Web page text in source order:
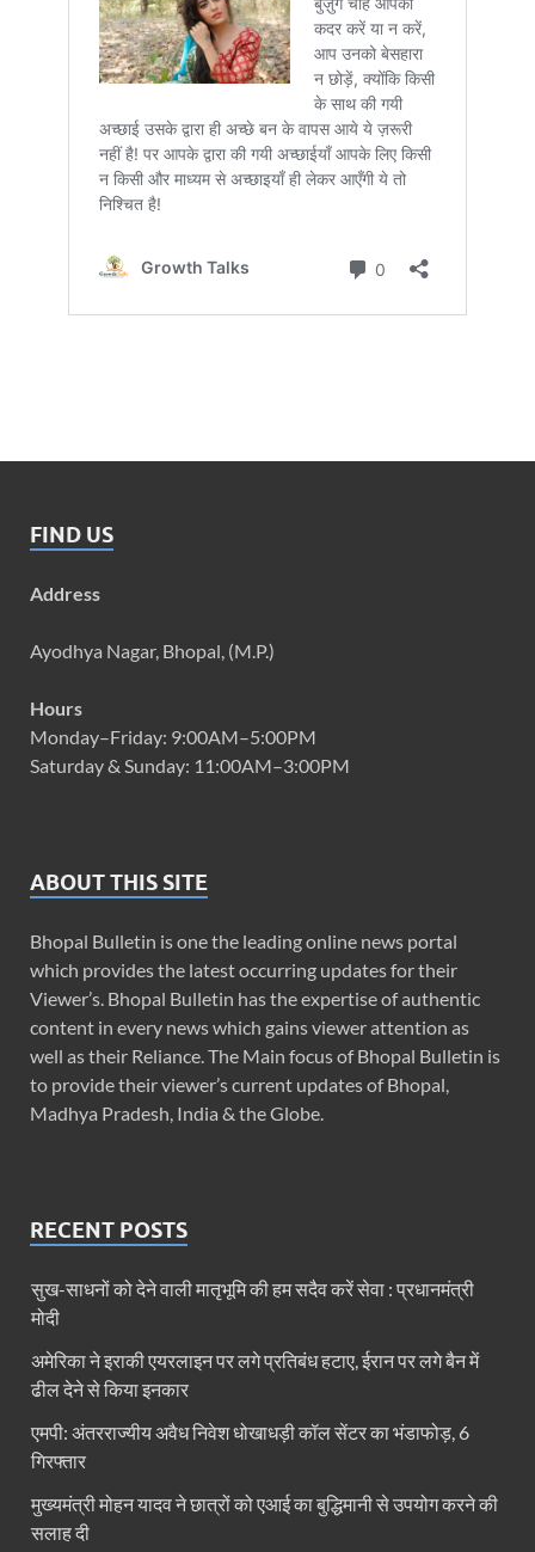
FIND US
Address
Ayodhya Nagar, Bhopal, (M.P.)
Hours
Monday–Friday: 9:00AM–5:00PM
Saturday & Sunday: 11:00AM–3:00PM
ABOUT THIS SITE
Bhopal Bulletin is one the leading online news portal
which provides the latest occurring updates for their
Viewer’s. Bhopal Bulletin has the expertise of authentic
content in every news which gains viewer attention as
well as their Reliance. The Main focus of Bhopal Bulletin is
to provide their viewer’s current updates of Bhopal,
Madhya Pradesh, India & the Globe.
RECENT POSTS
सुख-साधनों को देने वाली मातृभूमि की हम सदैव करें सेवा : प्रधानमंत्री
मोदी
अमेरिका ने इराकी एयरलाइन पर लगे प्रतिबंध हटाए, ईरान पर लगे बैन में
ढील देने से किया इनकार
एमपी: अंतरराज्यीय अवैध निवेश धोखाधड़ी कॉल सेंटर का भंडाफोड़, 6
गिरफ्तार
मुख्यमंत्री मोहन यादव ने छात्रों को एआई का बुद्धिमानी से उपयोग करने की
सलाह दी